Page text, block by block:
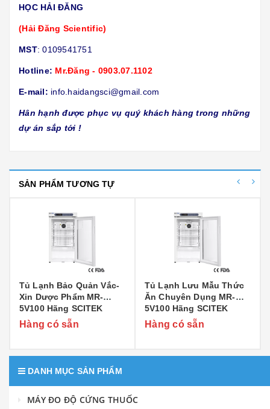
HỌC HẢI ĐĂNG
(Hải Đăng Scientific)
MST: 0109541751
Hotline: Mr.Đăng - 0903.07.1102
E-mail: info.haidangsci@gmail.com
Hân hạnh được phục vụ quý khách hàng trong những
dự án sắp tới !
SẢN PHẨM TƯƠNG TỰ
Tủ Lạnh Bảo Quản Vắc-
Xin Dược Phẩm MR-
5V100 Hãng SCITEK
Hàng có sẵn
Tủ Lạnh Lưu Mẫu Thức
Ăn Chuyên Dụng MR-
5V100 Hãng SCITEK
Hàng có sẵn
DANH MỤC SẢN PHẨM
MÁY ĐO ĐỘ CỨNG THUỐC